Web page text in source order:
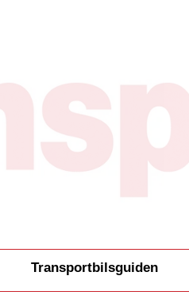
Transportbilsguiden